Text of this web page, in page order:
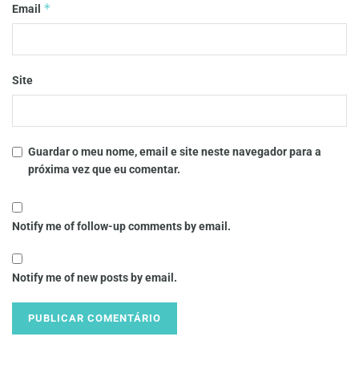
Email *
Site
Guardar o meu nome, email e site neste navegador para a
próxima vez que eu comentar.
Notify me of follow-up comments by email.
Notify me of new posts by email.